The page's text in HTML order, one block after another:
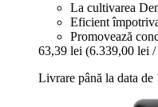
La cultivarea
Eficient
Promovează
63,39 lei (6.339,00 lei
Livrare până la data de